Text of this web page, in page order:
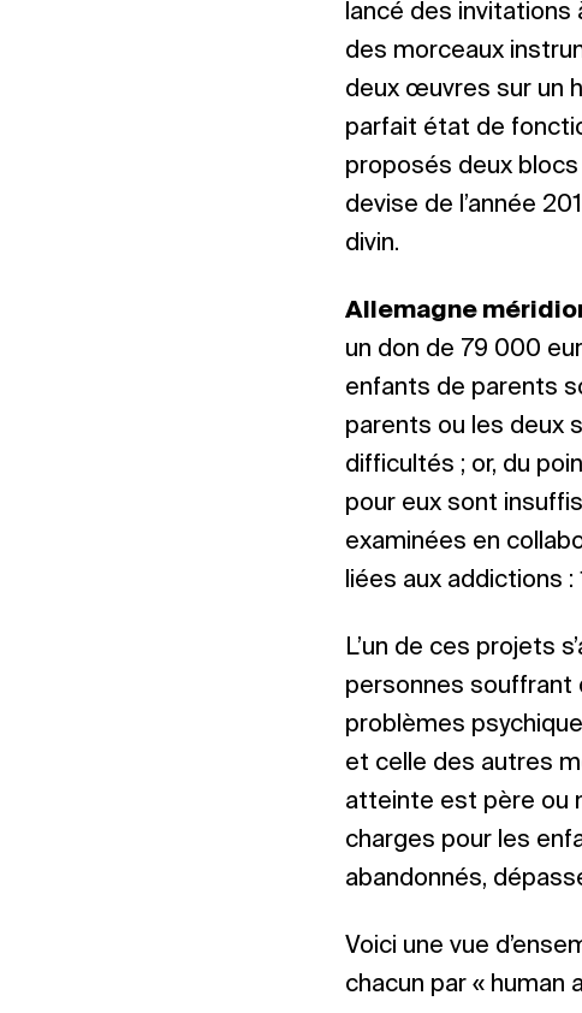
lancé des
des morceaux
deux œuvres sur un
parfait état de
proposés deux
devise de l’année
divin.
Allemagne
un don de 79 000
enfants de parents
parents ou les deux
difficultés ; or, du
pour eux sont
examinées en
liées aux addictions
L’un de ces projets
personnes souffrant
problèmes
et celle des autres
atteinte est père ou
charges pour les
abandonnés,
Voici une vue
chacun par « human